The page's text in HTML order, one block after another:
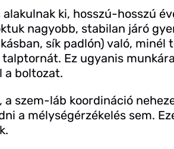
ki, hosszú-hosszú
nagyobb, stabilan járó
sík padlón) való, minél
Ez ugyanis
a boltozat.
szem-láb koordináció
a mélységérzékelés sem.